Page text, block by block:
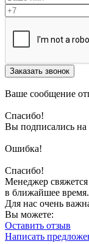
Заказать звонок
Ваше сообщение
Спасибо!
Вы подписались на
Ошибка!
Спасибо!
Менеджер
в ближайшее время.
Для нас очень
Вы можете:
Оставить отзыв
Написать